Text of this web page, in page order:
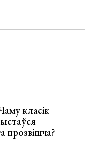
класік
прозвішча?